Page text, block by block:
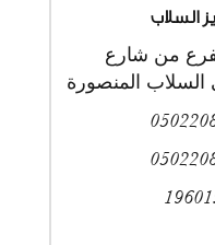
السلاب
من شارع
السلاب المنصورة
19601